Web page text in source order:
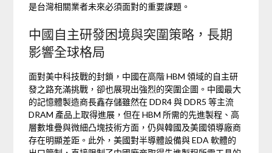
是台灣相關業者未來必須面對的重要課題。
中國自主研發困境與突圍策略，長期
影響全球格局
面對美中科技戰的封鎖，中國在高階 HBM 領域的自主研
發之路充滿挑戰，卻也展現出強烈的突圍企圖。中國最大
的記憶體製造商長鑫存儲雖然在 DDR4 與 DDR5 等主流
DRAM 產品上取得進展，但在 HBM 所需的先進製程、高
層數堆疊與微細凸塊技術方面，仍與韓國及美國領導廠商
存在明顯差距。此外，美國對半導體設備與 EDA 軟體的